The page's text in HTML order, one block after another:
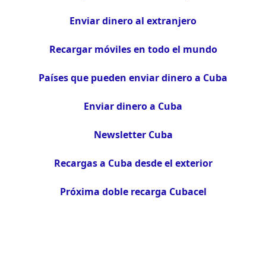
Enviar dinero al extranjero
Recargar móviles en todo el mundo
Países que pueden enviar dinero a Cuba
Enviar dinero a Cuba
Newsletter Cuba
Recargas a Cuba desde el exterior
Próxima doble recarga Cubacel